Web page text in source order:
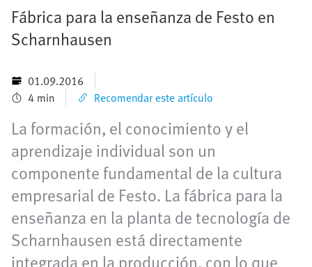
Fábrica para la enseñanza de Festo en
Scharnhausen
01.09.2016
4 min
Recomendar este artículo
La formación, el conocimiento y el
aprendizaje individual son un
componente fundamental de la cultura
empresarial de Festo. La fábrica para la
enseñanza en la planta de tecnología de
Scharnhausen está directamente
integrada en la producción, con lo que